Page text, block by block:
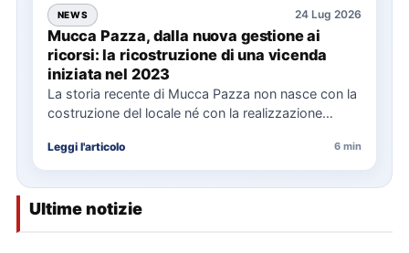
NEWS 24 Lug 2026
Mucca Pazza, dalla nuova gestione ai
ricorsi: la ricostruzione di una vicenda
iniziata nel 2023
La storia recente di Mucca Pazza non nasce con la
costruzione del locale né con la realizzazione
Leggi l'articolo 6 min
Ultime notizie